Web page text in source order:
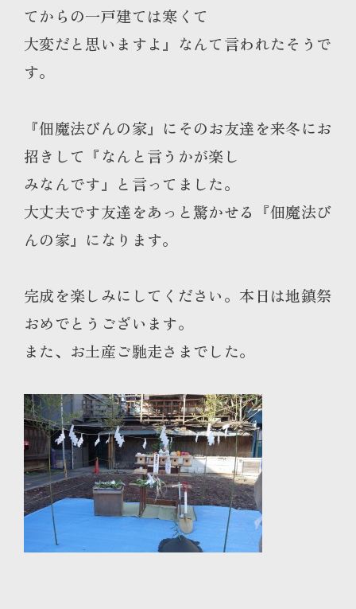
てからの一戸建ては寒くて
大変だと思いますよ』なんて言われたそうで
す。
『佃魔法びんの家』にそのお友達を来冬にお
招きして『なんと言うかが楽し
みなんです』と言ってました。
大丈夫です友達をあっと驚かせる『佃魔法び
んの家』になります。
完成を楽しみにしてください。本日は地鎮祭
おめでとうございます。
また、お土産ご馳走さまでした。